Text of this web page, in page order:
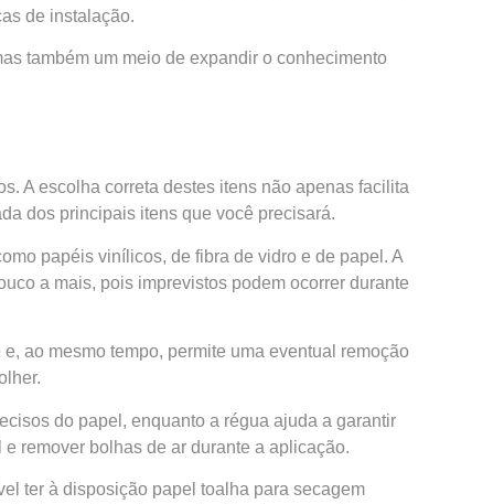
de instalação.
também um meio de expandir o conhecimento
A escolha correta destes itens não apenas facilita
dos principais itens que você precisará.
papéis vinílicos, de fibra de vidro e de papel. A
a mais, pois imprevistos podem ocorrer durante
ao mesmo tempo, permite uma eventual remoção
do papel, enquanto a régua ajuda a garantir
remover bolhas de ar durante a aplicação.
ter à disposição papel toalha para secagem